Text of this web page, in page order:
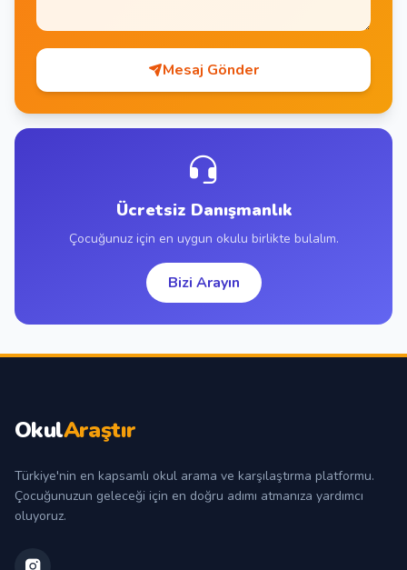
Mesaj Gönder
Ücretsiz Danışmanlık
Çocuğunuz için en uygun okulu birlikte bulalım.
Bizi Arayın
OkulAraştır
Türkiye'nin en kapsamlı okul arama ve karşılaştırma platformu.
Çocuğunuzun geleceği için en doğru adımı atmanıza yardımcı
oluyoruz.